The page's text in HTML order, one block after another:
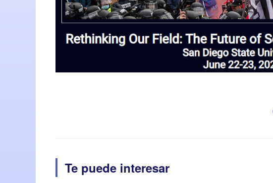
Te puede interesar